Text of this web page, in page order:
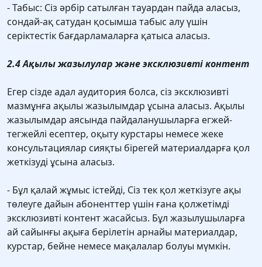
- Табыс: Сіз әрбір сатылған тауардан пайда аласыз,
сондай-ақ сатудан қосымша табыс алу үшін
серіктестік бағдарламаларға қатыса аласыз.
2.4 Ақылы жазылулар және эксклюзивті контент
Егер сізде адал аудитория болса, сіз эксклюзивті
мазмұнға ақылы жазылымдар ұсына аласыз. Ақылы
жазылымдар аясында пайдаланушыларға егжей-
тегжейлі есептер, оқыту курстары немесе жеке
консультациялар сияқты бірегей материалдарға қол
жеткізуді ұсына аласыз.
- Бұл қалай жұмыс істейді, Сіз тек қол жеткізуге ақы
төлеуге дайын абоненттер үшін ғана қолжетімді
эксклюзивті контент жасайсыз. Бұл жазылушыларға
ай сайынғы ақыға берілетін арнайы материалдар,
курстар, бейне немесе мақалалар болуы мүмкін.